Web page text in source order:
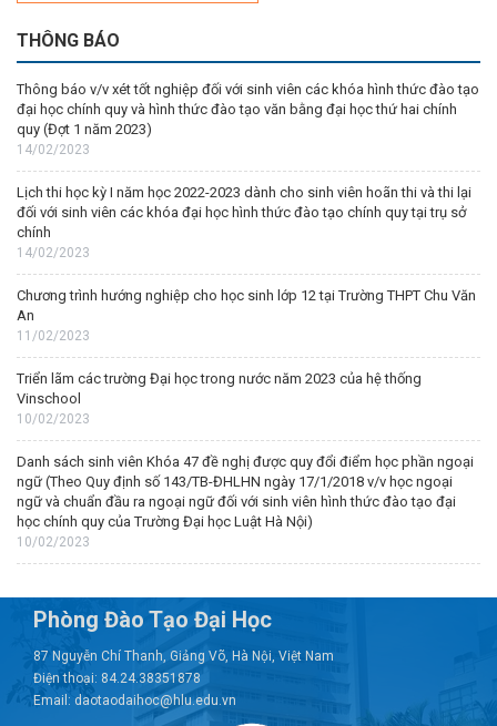
THÔNG BÁO
Thông báo v/v xét tốt nghiệp đối với sinh viên các khóa hình thức đào tạo
đại học chính quy và hình thức đào tạo văn bằng đại học thứ hai chính
quy (Đợt 1 năm 2023)
14/02/2023
Lịch thi học kỳ I năm học 2022-2023 dành cho sinh viên hoãn thi và thi lại
đối với sinh viên các khóa đại học hình thức đào tạo chính quy tại trụ sở
chính
14/02/2023
Chương trình hướng nghiệp cho học sinh lớp 12 tại Trường THPT Chu Văn
An
11/02/2023
Triển lãm các trường Đại học trong nước năm 2023 của hệ thống
Vinschool
10/02/2023
Danh sách sinh viên Khóa 47 đề nghị được quy đổi điểm học phần ngoại
ngữ (Theo Quy định số 143/TB-ĐHLHN ngày 17/1/2018 v/v học ngoại
ngữ và chuẩn đầu ra ngoại ngữ đối với sinh viên hình thức đào tạo đại
học chính quy của Trường Đại học Luật Hà Nội)
10/02/2023
Phòng Đào Tạo Đại Học
87 Nguyễn Chí Thanh, Giảng Võ, Hà Nội, Việt Nam
Điện thoại: 84.24.38351878
Email: daotaodaihoc@hlu.edu.vn